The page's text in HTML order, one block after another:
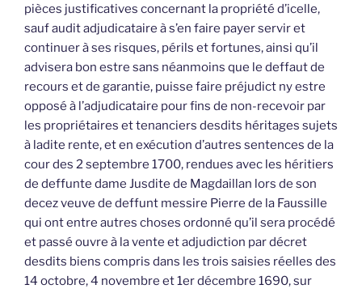
pièces justificatives concernant la propriété d’icelle,
sauf audit adjudicataire à s’en faire payer servir et
continuer à ses risques, périls et fortunes, ainsi qu’il
advisera bon estre sans néanmoins que le deffaut de
recours et de garantie, puisse faire préjudict ny estre
opposé à l’adjudicataire pour fins de non-recevoir par
les propriétaires et tenanciers desdits héritages sujets
à ladite rente, et en exécution d’autres sentences de la
cour des 2 septembre 1700, rendues avec les héritiers
de deffunte dame Jusdite de Magdaillan lors de son
decez veuve de deffunt messire Pierre de la Faussille
qui ont entre autres choses ordonné qu’il sera procédé
et passé ouvre à la vente et adjudiction par décret
desdits biens compris dans les trois saisies réelles des
14 octobre, 4 novembre et 1er décembre 1690, sur